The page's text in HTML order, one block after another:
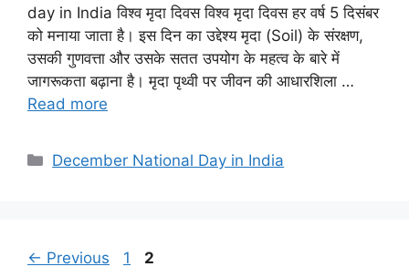
day in India विश्व मृदा दिवस विश्व मृदा दिवस हर वर्ष 5 दिसंबर
को मनाया जाता है। इस दिन का उद्देश्य मृदा (Soil) के संरक्षण,
उसकी गुणवत्ता और उसके सतत उपयोग के महत्व के बारे में
जागरूकता बढ़ाना है। मृदा पृथ्वी पर जीवन की आधारशिला …
Read more
December National Day in India
← Previous 1 2